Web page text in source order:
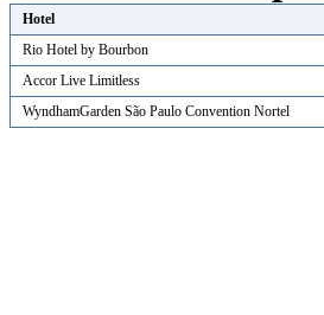
Hotel
Rio Hotel by Bourbon
Accor Live Limitless
WyndhamGarden São Paulo Convention Nortel